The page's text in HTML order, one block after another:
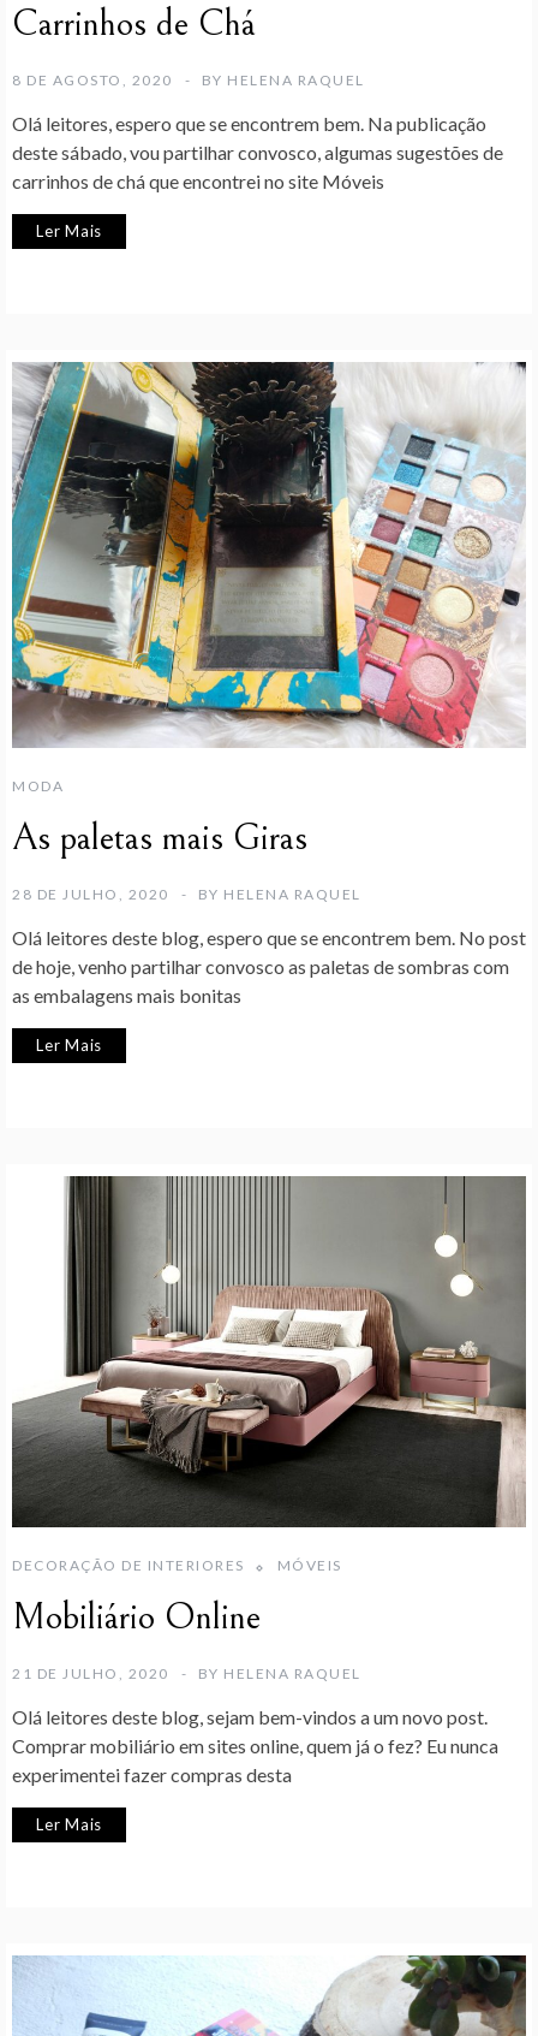
Carrinhos de Chá
8 DE AGOSTO, 2020 BY HELENA RAQUEL
Olá leitores, espero que se encontrem bem. Na publicação
deste sábado, vou partilhar convosco, algumas sugestões de
carrinhos de chá que encontrei no site Móveis
Ler Mais
MODA
As paletas mais Giras
28 DE JULHO, 2020 BY HELENA RAQUEL
Olá leitores deste blog, espero que se encontrem bem. No post
de hoje, venho partilhar convosco as paletas de sombras com
as embalagens mais bonitas
Ler Mais
DECORAÇÃO DE INTERIORES MÓVEIS
Mobiliário Online
21 DE JULHO, 2020 BY HELENA RAQUEL
Olá leitores deste blog, sejam bem-vindos a um novo post.
Comprar mobiliário em sites online, quem já o fez? Eu nunca
experimentei fazer compras desta
Ler Mais